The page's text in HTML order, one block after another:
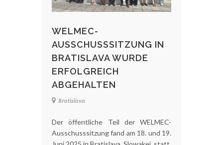
WELMEC-
AUSSCHUSSSITZUNG IN
BRATISLAVA WURDE
ERFOLGREICH
ABGEHALTEN
Bratislava
Der öffentliche Teil der WELMEC-
Ausschusssitzung fand am 18. und 19.